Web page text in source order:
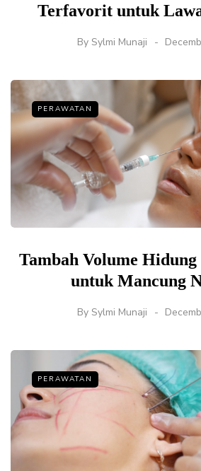
Terfavorit untuk
By Sylmi Munaji
PERAWATAN
Tambah Volume
untuk Mancung
By Sylmi Munaji
PERAWATAN